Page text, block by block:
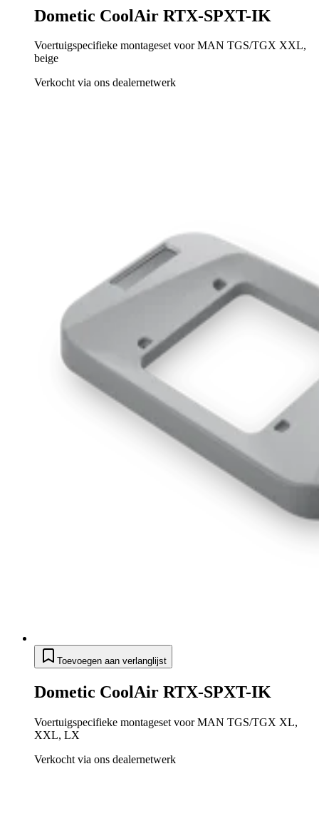
Dometic CoolAir RTX-SPXT-IK
Voertuigspecifieke montageset voor MAN TGS/TGX XXL,
beige
Verkocht via ons dealernetwerk
Toevoegen aan verlanglijst
Dometic CoolAir RTX-SPXT-IK
Voertuigspecifieke montageset voor MAN TGS/TGX XL,
XXL, LX
Verkocht via ons dealernetwerk